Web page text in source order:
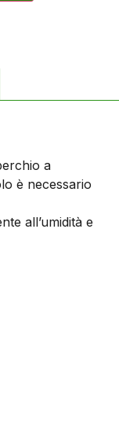
a
è necessario
all’umidità e